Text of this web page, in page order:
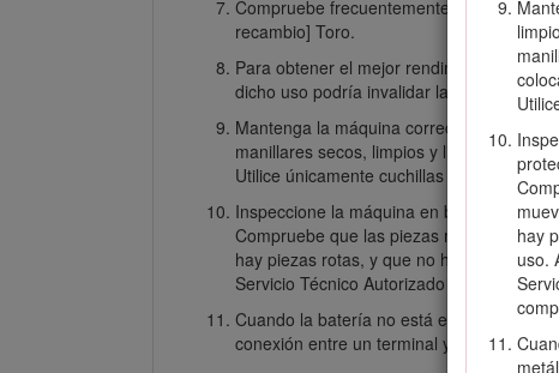
hay
uso.
Compruebe frecuentemente la bolsa de
recambio] Toro.
Para obtener el mejor rendimiento,
dicho uso podría invalidar la garantía del
Mantenga la máquina correctamente –
manillares secos, limpios y libres de
Utilice únicamente cuchillas de repuesto
Inspeccione la máquina en busca de
Compruebe que las piezas móviles
hay piezas rotas, y que no hay otras
Servicio Técnico Autorizado repare o
Cuando la batería no está en uso, debe
conexión entre un terminal y otro. Un